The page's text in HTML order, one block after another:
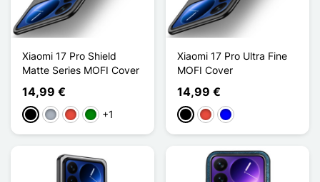
Xiaomi 17 Pro Shield
Matte Series MOFI Cover
14,99 €
Schwarz
GrauRot Grün+1
Xiaomi 17 Pro Ultra Fine
MOFI Cover
14,99 €
Schwarz
Rot Blau